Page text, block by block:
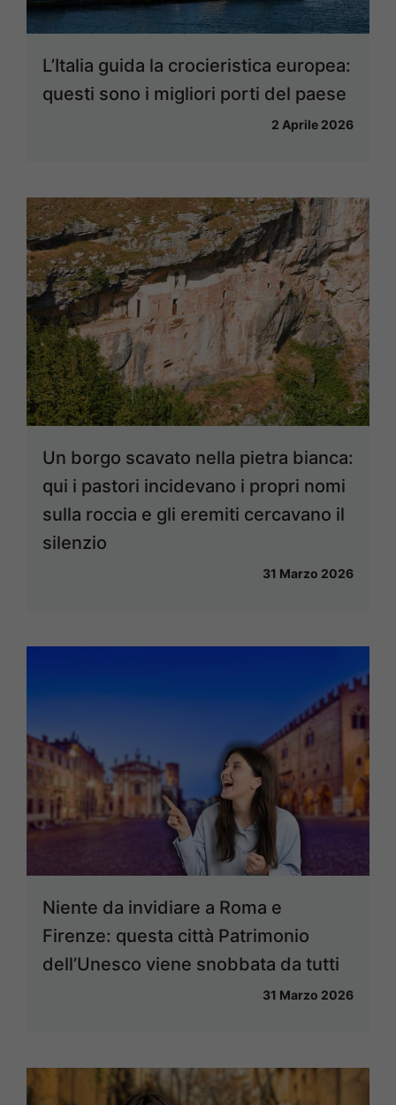
L’Italia guida la crocieristica europea:
questi sono i migliori porti del paese
2 Aprile 2026
Un borgo scavato nella pietra bianca:
qui i pastori incidevano i propri nomi
sulla roccia e gli eremiti cercavano il
silenzio
31 Marzo 2026
Niente da invidiare a Roma e
Firenze: questa città Patrimonio
dell’Unesco viene snobbata da tutti
31 Marzo 2026